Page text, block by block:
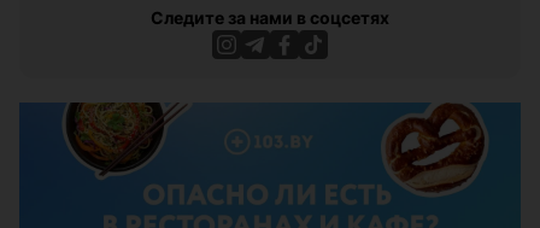
Следите за нами в соцсетях